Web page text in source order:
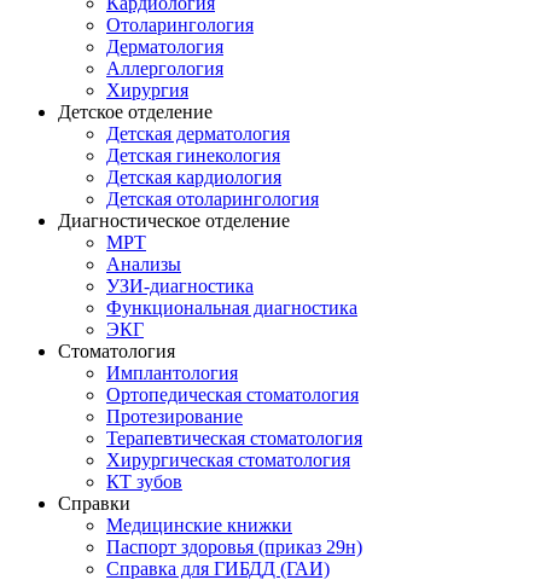
Отоларингология
Дерматология
Аллергология
Хирургия
Детское отделение
Детская дерматология
Детская гинекология
Детская кардиология
Детская отоларингология
Диагностическое отделение
МРТ
Анализы
УЗИ-диагностика
Функциональная диагностика
ЭКГ
Стоматология
Имплантология
Ортопедическая стоматология
Протезирование
Терапевтическая стоматология
Хирургическая стоматология
КТ зубов
Справки
Медицинские книжки
Паспорт здоровья (приказ 29н)
Справка для ГИБДД (ГАИ)